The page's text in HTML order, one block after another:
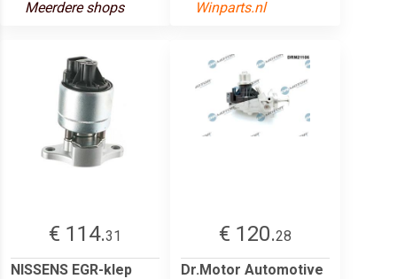
Meerdere shops Winparts.nl
€ 114.31
NISSENS EGR-klep
€ 120.28
Dr.Motor Automotive